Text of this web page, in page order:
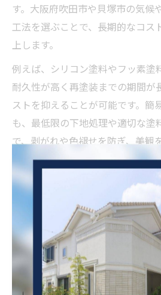
す。大阪府吹田市や貝塚市の気候
工法を選ぶことで、長期的なコス
上します。
例えば、シリコン塗料やフッ素塗
耐久性が高く再塗装までの期間が
ストを抑えることが可能です。簡
も、最低限の下地処理や適切な塗
で、剥がれや色褪せを防ぎ、美観
できます。
また、自治体の助成金や補助金を
負担額を軽減しつつ高品質な施工
ります。専門業者の提案やアド
宅の状況に最適な外壁塗装プラン